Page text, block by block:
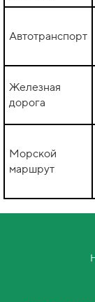
Автотранспорт
Железная
дорога
Морской
маршрут